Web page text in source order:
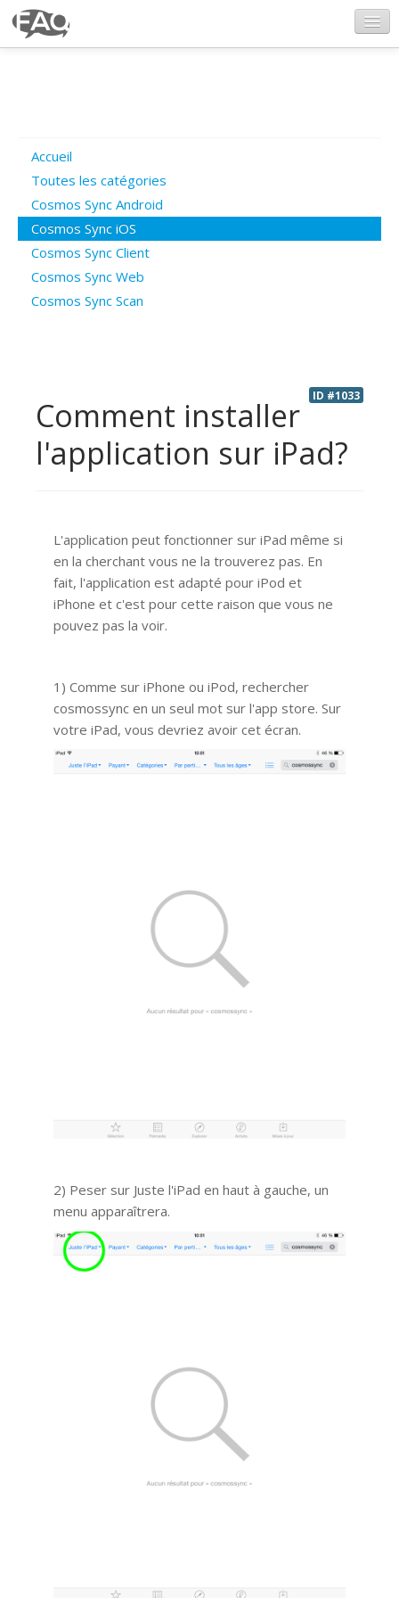
Poser une question
Questions ouvertes
Connexion
Accueil
Toutes les catégories
Cosmos Sync Android
Cosmos Sync iOS
Cosmos Sync Client
Cosmos Sync Web
Cosmos Sync Scan
ID #1033
Comment installer
l'application sur iPad?
L'application peut fonctionner sur iPad même si
en la cherchant vous ne la trouverez pas. En
fait, l'application est adapté pour iPod et
iPhone et c'est pour cette raison que vous ne
pouvez pas la voir.
1) Comme sur iPhone ou iPod, rechercher
cosmossync en un seul mot sur l'app store. Sur
votre iPad, vous devriez avoir cet écran.
2) Peser sur Juste l'iPad en haut à gauche, un
menu apparaîtrera.